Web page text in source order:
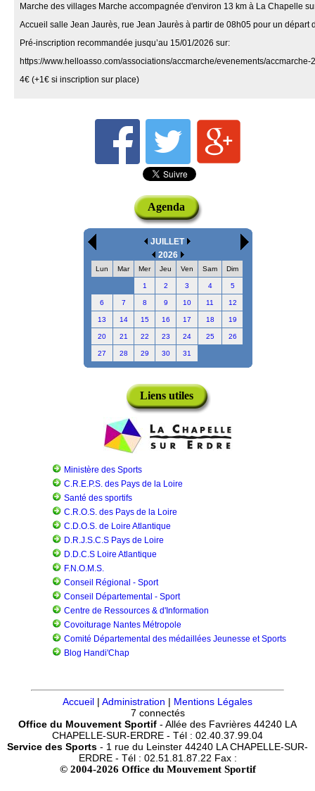
Marche des villages Marche accompagnée d'environ 13 km à La Chapelle
Accueil salle Jean Jaurès, rue Jean Jaurès à partir de 08h05 pour un départ
Pré-inscription recommandée jusqu’au 15/01/2026 sur:
https://www.helloasso.com/associations/accmarche/evenements/
4€ (+1€ si inscription sur place)
Agenda
JUILLET
2026
Lun Mar Mer Jeu Ven Sam Dim
1 2 3 4 5
6 7 8 9 10 11 12
13 14 15 16 17 18 19
20 21 22 23 24 25 26
27 28 29 30 31
Liens utiles
Ministère des Sports
C.R.E.P.S. des Pays de la Loire
Santé des sportifs
C.R.O.S. des Pays de la Loire
C.D.O.S. de Loire Atlantique
D.R.J.S.C.S Pays de Loire
D.D.C.S Loire Atlantique
F.N.O.M.S.
Conseil Régional - Sport
Conseil Départemental - Sport
Centre de Ressources & d'Information
Covoiturage Nantes Métropole
Comité Départemental des médaillées Jeunesse et Sports
Blog Handi'Chap
Accueil | Administration | Mentions Légales
7 connectés
Office du Mouvement Sportif - Allée des Favrières 44240 LA
CHAPELLE-SUR-ERDRE - Tél : 02.40.37.99.04
Service des Sports - 1 rue du Leinster 44240 LA CHAPELLE-SUR-
ERDRE - Tél : 02.51.81.87.22 Fax :
© 2004-2026 Office du Mouvement Sportif